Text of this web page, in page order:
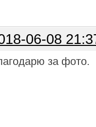
06-08
за фото.